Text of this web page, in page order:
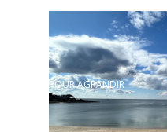
CLIQUER ICI POUR AGRANDIR